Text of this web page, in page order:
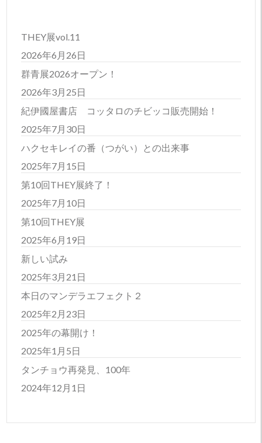
THEY展vol.11
2026年6月26日
群青展2026オープン！
2026年3月25日
紀伊國屋書店 コッタロのチビッコ販売開始！
2025年7月30日
ハクセキレイの番（つがい）との出来事
2025年7月15日
第10回THEY展終了！
2025年7月10日
第10回THEY展
2025年6月19日
新しい試み
2025年3月21日
本日のマンデラエフェクト２
2025年2月23日
2025年の幕開け！
2025年1月5日
タンチョウ再発見、100年
2024年12月1日